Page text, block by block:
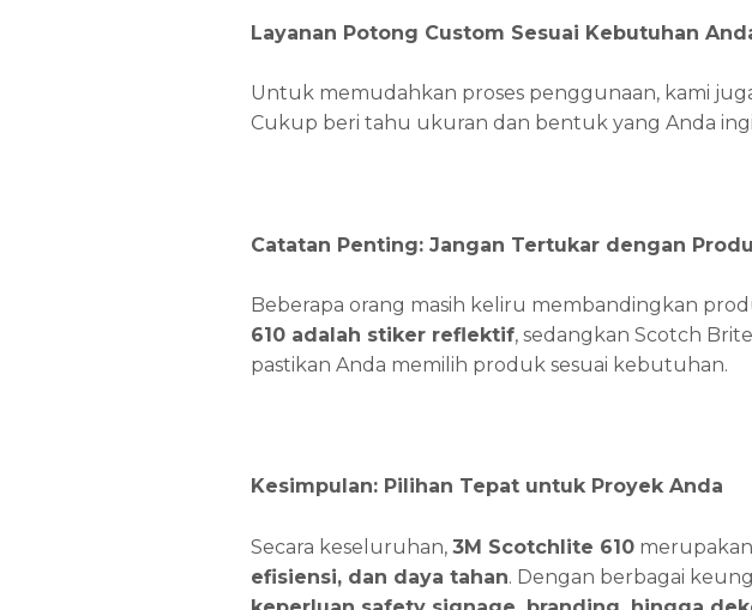
Layanan Potong Custom Sesuai Kebutuhan
Untuk memudahkan proses penggunaan, kami
Cukup beri tahu ukuran dan bentuk yang Anda
Catatan Penting: Jangan Tertukar dengan
Beberapa orang masih keliru membandingkan
610 adalah stiker reflektif, sedangkan Scotch
pastikan Anda memilih produk sesuai kebutuhan.
Kesimpulan: Pilihan Tepat untuk Proyek Anda
Secara keseluruhan, 3M Scotchlite 610merupakan
efisiensi, dan daya tahan. Dengan berbagai